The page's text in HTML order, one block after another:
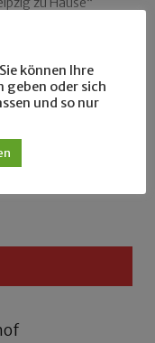
können Ihre
oder sich
und so nur